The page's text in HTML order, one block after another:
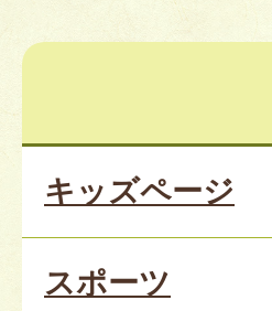
キッズページ
スポーツ